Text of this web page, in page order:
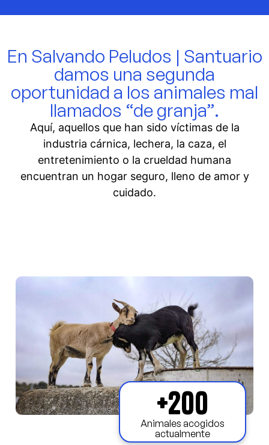
En Salvando Peludos | Santuario
damos una segunda
oportunidad a los animales mal
llamados “de granja”.
Aquí, aquellos que han sido víctimas de la
industria cárnica, lechera, la caza, el
entretenimiento o la crueldad humana
encuentran un hogar seguro, lleno de amor y
cuidado.
Animales acogidos
actualmente
+200